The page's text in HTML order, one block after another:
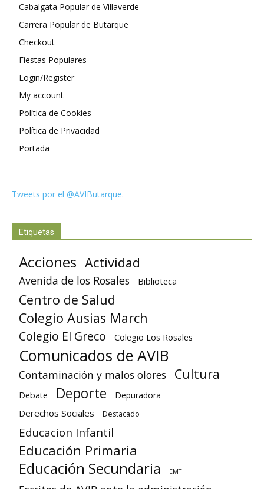
Cabalgata Popular de Villaverde
Carrera Popular de Butarque
Checkout
Fiestas Populares
Login/Register
My account
Política de Cookies
Política de Privacidad
Portada
Tweets por el @AVIButarque.
Etiquetas
Acciones Actividad
Avenida de los Rosales Biblioteca
Centro de Salud
Colegio Ausias March
Colegio El Greco Colegio Los Rosales
Comunicados de AVIB
Contaminación y malos olores Cultura
Debate Deporte Depuradora
Derechos Sociales Destacado
Educacion Infantil
Educación Primaria
Educación Secundaria EMT